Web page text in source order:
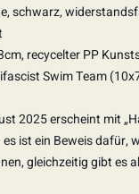
schwarz,
recycelter PP
Swim Team
2025 erscheint mit
ist ein Beweis dafür,
gleichzeitig gibt es